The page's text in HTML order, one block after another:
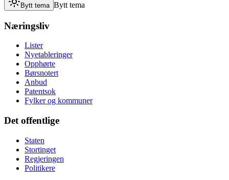
Bytt tema Bytt tema
Næringsliv
Lister
Nyetableringer
Opphørte
Børsnotert
Anbud
Patentsok
Fylker og kommuner
Det offentlige
Staten
Stortinget
Regjeringen
Politikere